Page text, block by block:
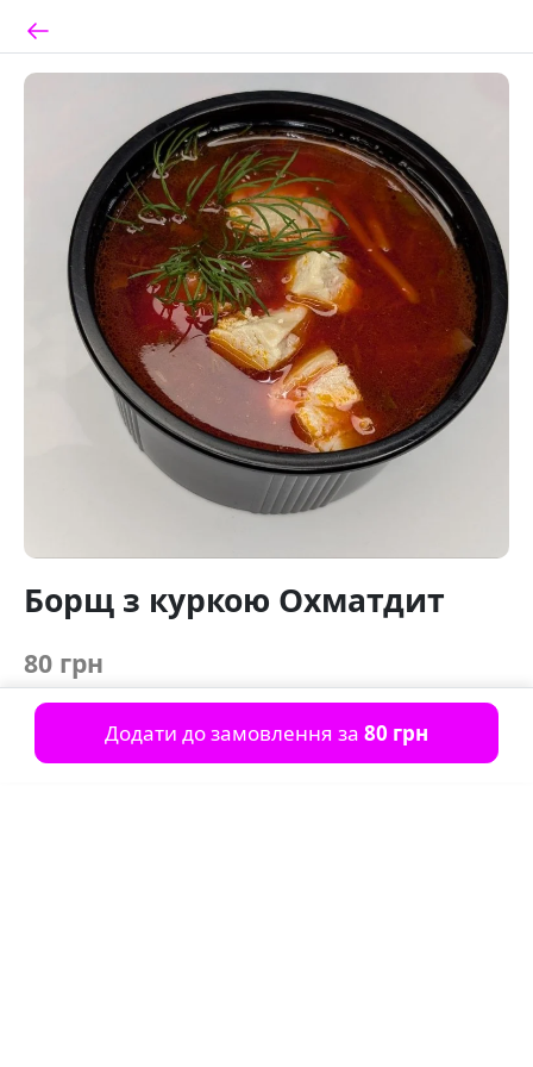
Борщ з куркою Охматдит
80 грн
Додати до замовлення за 80 грн